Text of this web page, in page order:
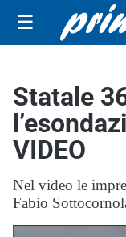
☰
Statale
VIDEO
Nel video le
Fabio